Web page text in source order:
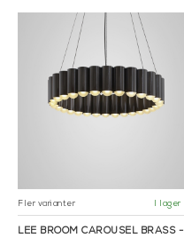
Fler varianter I lager
LEE BROOM CAROUSEL BRASS -